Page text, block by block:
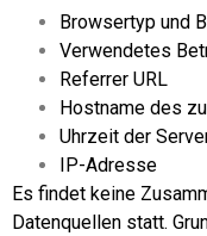
Browsertyp und
Verwendetes
Referrer URL
Hostname des
Uhrzeit der
IP-Adresse
Es findet keine
Datenquellen statt.